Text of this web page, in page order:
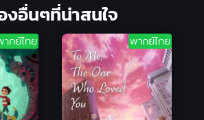
งอื่นๆที่น่าสนใจ
กย์ไทย พากย์ไทย